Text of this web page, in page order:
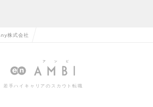
株式会社
若手ハイキャリアのスカウト転職